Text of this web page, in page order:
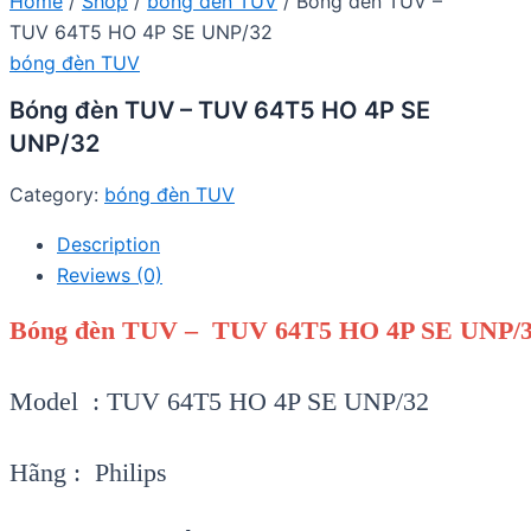
TUV 64T5 HO 4P SE UNP/32
bóng đèn TUV
Bóng đèn TUV – TUV 64T5 HO 4P SE
UNP/32
Category: bóng đèn TUV
Description
Reviews (0)
Bóng đèn TUV – TUV 64T5 HO 4P SE UNP/
Model : TUV 64T5 HO 4P SE UNP/32
Hãng : Philips